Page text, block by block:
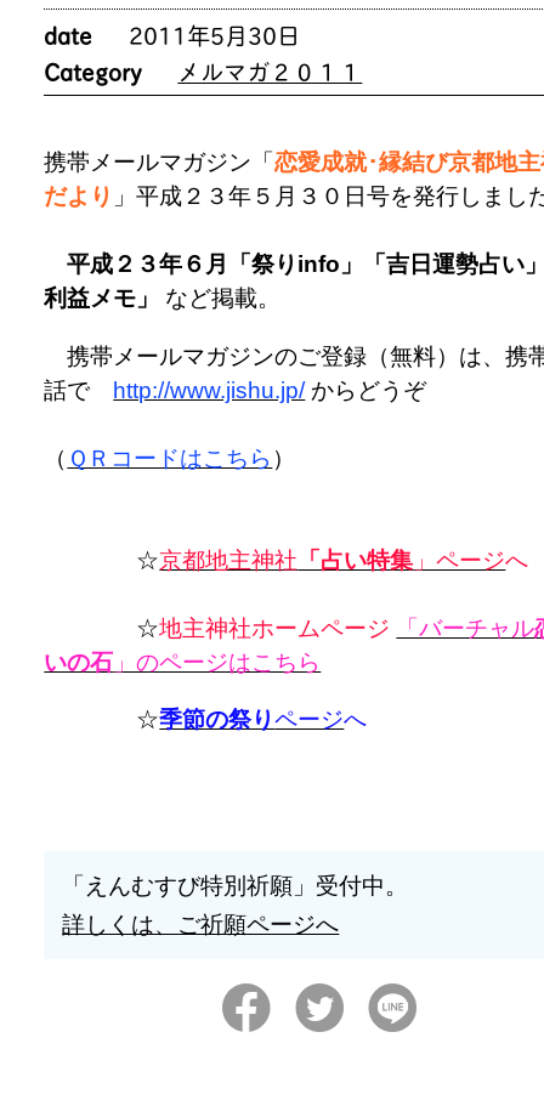
date
2011年5月30日
Category
メルマガ２０１１
携帯メールマガジン「恋愛成就･縁結び京都地
だより 」平成２３年５月３０日号を発行しまし
平成２３年６月「祭りinfo」「吉日運勢占い
利益メモ」
など掲載。
携帯メールマガジンのご登録（無料）は、携
話で http://www.jishu.jp/からどうぞ
（ ＱＲコードはこちら ）
☆京都地主神社 「占い特集 」ページへ
☆地主神社ホームページ 「バーチャル
いの石 」のページはこちら
☆季節の祭りページへ
「えんむすび特別祈願」受付中。
詳しくは、ご祈願ページへ